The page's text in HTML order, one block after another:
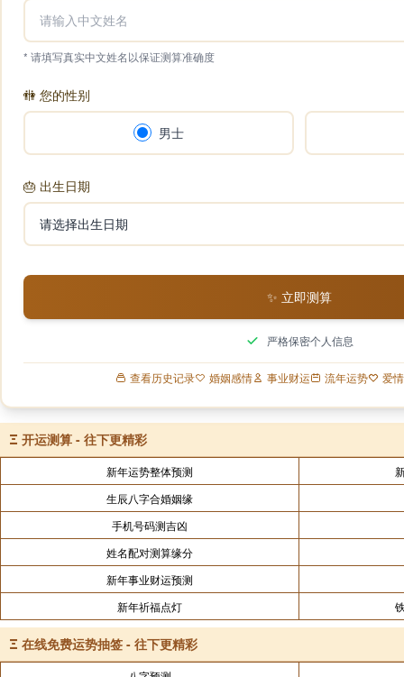
* 请填写真实中文姓名以保证测算准确度
🚻 您的性别
男士
🎂 出生日期
✨ 立即测算
严格保密个人信息
查看历史记录 婚姻感情 事业财运 流年运势 爱
Ξ 开运测算 - 往下更精彩
新年运势整体预测
生辰八字合婚姻缘
手机号码测吉凶
姓名配对测算缘分
新年事业财运预测
新年祈福点灯
Ξ 在线免费运势抽签 - 往下更精彩